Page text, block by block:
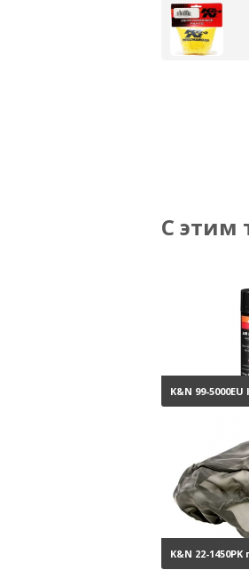
С этим
K&N 99-
фильтров
K&N 22-